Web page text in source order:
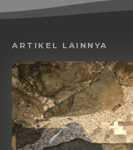
ARTIKEL LAINNYA